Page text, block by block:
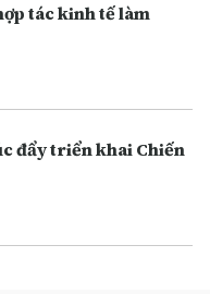
tác kinh tế làm
đẩy triển khai Chiến